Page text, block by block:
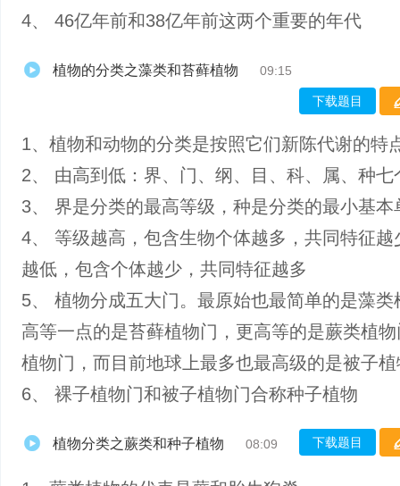
4、 46亿年前和38亿年前这两个重要的年代
植物的分类之藻类和苔藓植物 09:15
下载题目
1、植物和动物的分类是按照它们新陈代谢的特
2、 由高到低：界、门、纲、目、科、属、种七
3、 界是分类的最高等级，种是分类的最小基本
4、 等级越高，包含生物个体越多，共同特征越
越低，包含个体越少，共同特征越多
5、 植物分成五大门。最原始也最简单的是藻类
高等一点的是苔藓植物门，更高等的是蕨类植
植物门，而目前地球上最多也最高级的是被子
6、 裸子植物门和被子植物门合称种子植物
植物分类之蕨类和种子植物 08:09 下载题目